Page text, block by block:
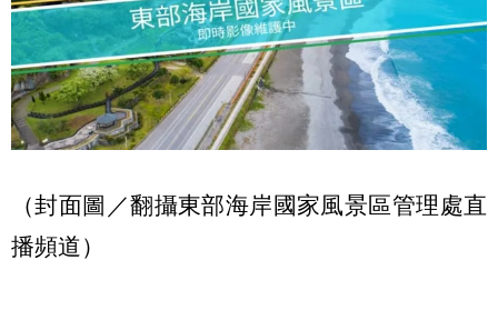
（封面圖／翻攝東部海岸國家風景區管理處直
播頻道）